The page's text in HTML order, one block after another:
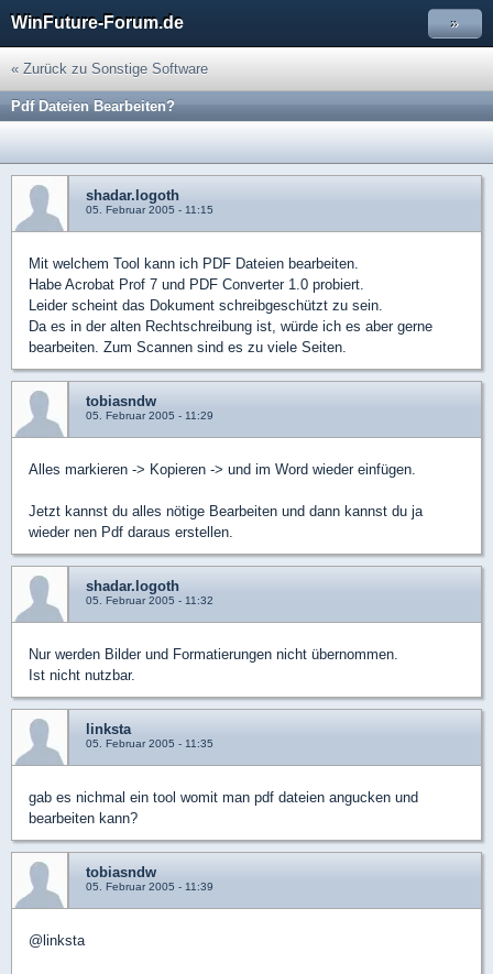
WinFuture-Forum.de »
« Zurück zu Sonstige Software
Pdf Dateien Bearbeiten?
shadar.logoth
05. Februar 2005 - 11:15
Mit welchem Tool kann ich PDF Dateien bearbeiten.
Habe Acrobat Prof 7 und PDF Converter 1.0 probiert.
Leider scheint das Dokument schreibgeschützt zu sein.
Da es in der alten Rechtschreibung ist, würde ich es aber gerne
bearbeiten. Zum Scannen sind es zu viele Seiten.
tobiasndw
05. Februar 2005 - 11:29
Alles markieren -> Kopieren -> und im Word wieder einfügen.
Jetzt kannst du alles nötige Bearbeiten und dann kannst du ja
wieder nen Pdf daraus erstellen.
shadar.logoth
05. Februar 2005 - 11:32
Nur werden Bilder und Formatierungen nicht übernommen.
Ist nicht nutzbar.
linksta
05. Februar 2005 - 11:35
gab es nichmal ein tool womit man pdf dateien angucken und
bearbeiten kann?
tobiasndw
05. Februar 2005 - 11:39
@linksta